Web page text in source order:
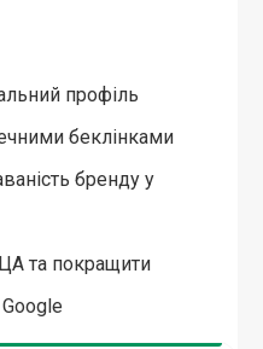
профіль
беклінками
бренду у
та покращити